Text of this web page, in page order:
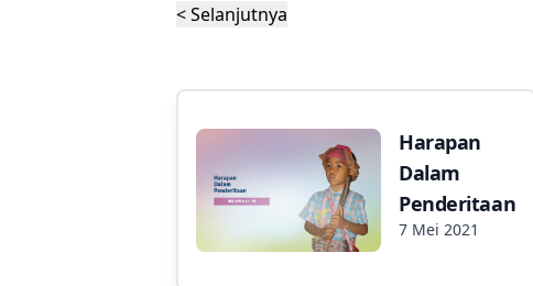
< Selanjutnya
Harapan
Dalam
Penderitaan
7 Mei 2021